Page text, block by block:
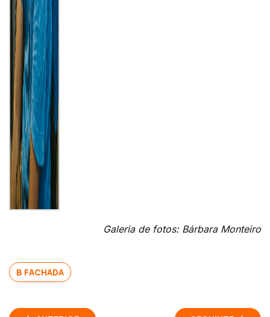
Galeria de fotos: Bárbara Monteiro
B FACHADA